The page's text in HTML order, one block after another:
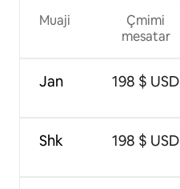
Muaji
Jan
Shk
Çmimi
mesatar
198 $ USD
198 $ USD